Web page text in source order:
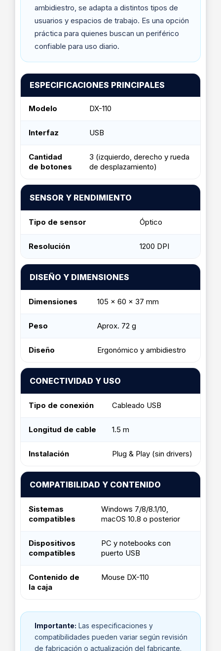
ambidiestro, se adapta a distintos tipos de
usuarios y espacios de trabajo. Es una opción
práctica para quienes buscan un periférico
confiable para uso diario.
ESPECIFICACIONES PRINCIPALES
Modelo DX-110
Interfaz USB
Cantidad
de botones
3 (izquierdo, derecho y rueda
de desplazamiento)
SENSOR Y RENDIMIENTO
Tipo de sensor Óptico
Resolución 1200 DPI
DISEÑO Y DIMENSIONES
Dimensiones 105 x 60 x 37 mm
Peso Aprox. 72 g
Diseño Ergonómico y ambidiestro
CONECTIVIDAD Y USO
Tipo de conexión Cableado USB
Longitud de cable 1.5 m
Instalación Plug & Play (sin drivers)
COMPATIBILIDAD Y CONTENIDO
Sistemas
compatibles
Windows 7/8/8.1/10,
macOS 10.8 o posterior
Dispositivos
compatibles
PC y notebooks con
puerto USB
Contenido de
la caja
Mouse DX-110
Importante: Las especificaciones y
compatibilidades pueden variar según revisión
de fabricación o actualización del fabricante.